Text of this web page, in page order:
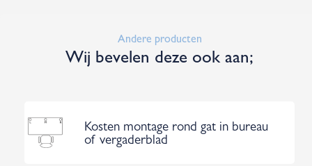
Andere producten
Wij bevelen deze ook aan;
Kosten montage rond gat in bureau
of vergaderblad